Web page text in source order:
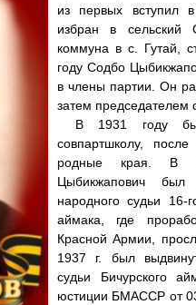
из первых вступил
избран в сельский
коммуна в с. Гутай,
году Содбо
в члены партии. Он
затем председателем
В 1931 году
совпартшколу,
родные края. В
Цыбикжапович
народного судьи 16-
аймака, где
Красной Армии,
1937 г. был
судьи Бичурского
юстиции БМАССР от